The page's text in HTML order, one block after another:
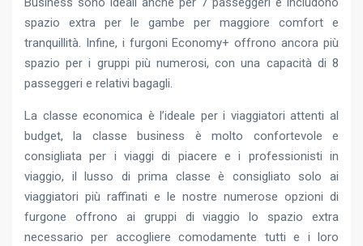
spazio extra per le gambe per maggiore comfort e
tranquillità. Infine, i furgoni Economy+ offrono ancora più
spazio per i gruppi più numerosi, con una capacità di 8
passeggeri e relativi bagagli.
La classe economica è l’ideale per i viaggiatori attenti al
budget, la classe business è molto confortevole e
consigliata per i viaggi di piacere e i professionisti in
viaggio, il lusso di prima classe è consigliato solo ai
viaggiatori più raffinati e le nostre numerose opzioni di
furgone offrono ai gruppi di viaggio lo spazio extra
necessario per accogliere comodamente tutti e i loro